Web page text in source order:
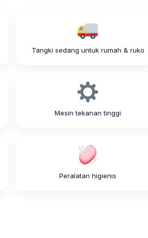
Tangki sedang untuk rumah & ruko
Mesin tekanan tinggi
Peralatan higienis